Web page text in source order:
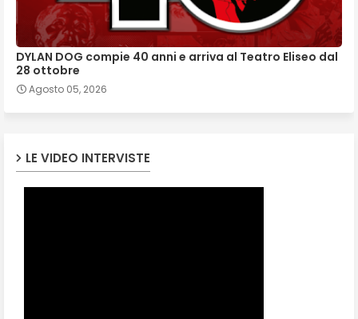
DYLAN DOG compie 40 anni e arriva al Teatro Eliseo dal
28 ottobre
Agosto 05, 2026
LE VIDEO INTERVISTE